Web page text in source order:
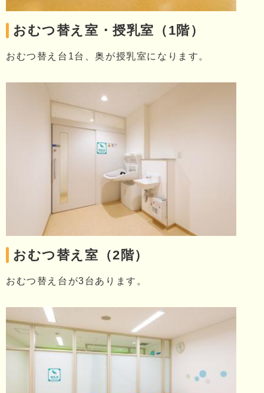
おむつ替え室・授乳室（1階）
おむつ替え台1台、奥が授乳室になります。
おむつ替え室（2階）
おむつ替え台が3台あります。